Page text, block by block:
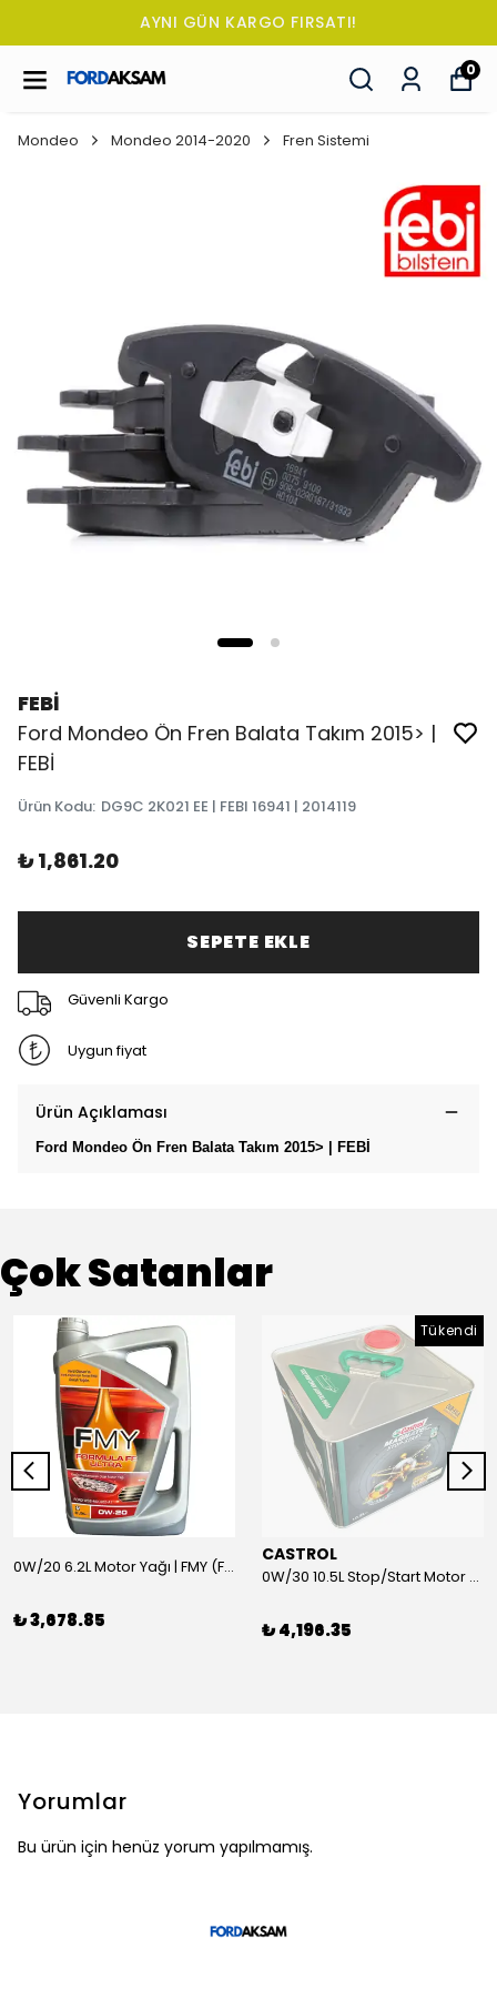
AYNI GÜN KARGO FIRSATI!
0
Mondeo Mondeo 2014-2020 Fren Sistemi
FEBİ
Ford Mondeo Ön Fren Balata Takım 2015> |
FEBİ
Ürün Kodu: DG9C 2K021 EE | FEBI 16941 | 2014119
₺ 1,861.20
SEPETE EKLE
Güvenli Kargo
Uygun fiyat
Ürün Açıklaması
Ford Mondeo Ön Fren Balata Takım 2015> | FEBİ
Çok Satanlar
0W/20 6.2L Motor Yağı | FMY (Ford Motor Yağları)
₺ 3,678.85
Tükendi
CASTROL
0W/30 10.5L Stop/Start Motor Yağı | CASTROL
₺ 4,196.35
Yorumlar
Bu ürün için henüz yorum yapılmamış.